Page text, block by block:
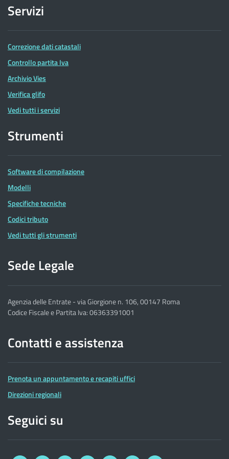
Servizi
Correzione dati catastali
Controllo partita Iva
Archivio Vies
Verifica glifo
Vedi tutti i servizi
Strumenti
Software di compilazione
Modelli
Specifiche tecniche
Codici tributo
Vedi tutti gli strumenti
Sede Legale
Agenzia delle Entrate - via Giorgione n. 106, 00147 Roma
Codice Fiscale e Partita Iva: 06363391001
Contatti e assistenza
Prenota un appuntamento e recapiti uffici
Direzioni regionali
Seguici su